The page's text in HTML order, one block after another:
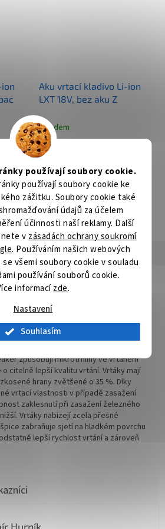
používají soubory cookie.
používají soubory cookie ke
zážitku. Soubory cookie také
údajů za účelem
účinnosti naší reklamy. Další
v zásadách ochrany soukromí
. Používáním našich webových
všemi soubory cookie v souladu
používání souborů cookie.
informacízde.
Nastavení
Souhlasím
Aku vrtací kladivo Li-ion
LXT 18V, bez aku Z
Skladem
4 256 Kč
Do košíku
SOUVISEJÍCÍ PRODUKTY
výkonnostní měřítka. Je důslednou
příklepového vrtáku 4 PLUS.
vrtáku 4 PLUS zvýšila až o
akumulátorové příklepové vrtačky. V-
způsobují mikrotrhliny ve vrtaném
citelně lepší kvalitu vrtání. Vrtáky mají
hrany zvětšené o 35 %. Díky
vrtací vlastnosti v případě zasažení
zaklesnutí při zasažení železného
Vrtáky nabízejí zcela přesné
zabraňuje sjetí na hladkém povrchu
lepší rychlost vrtání a zároveň
Hurník